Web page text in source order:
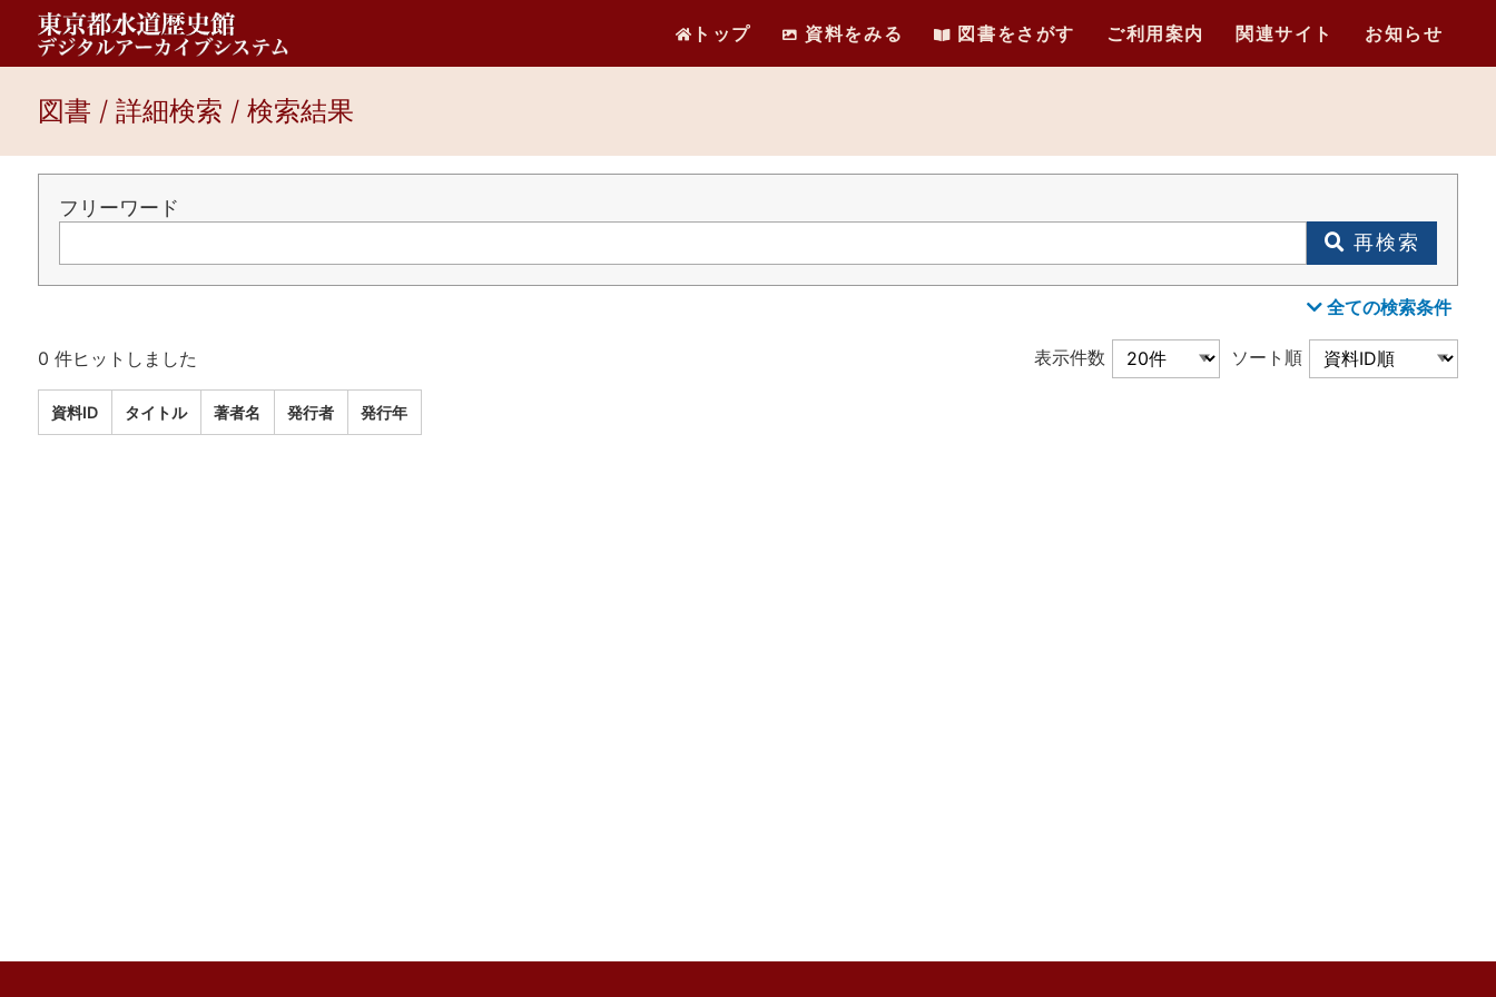
トップ 資料をみる 図書をさがす ご利用案内 関連サイト お知らせ
図書 / 詳細検索 / 検索結果
フリーワード
再検索
全ての検索条件
0 件ヒットしました 表示件数 ソート順
資料ID タイトル 著者名 発行者 発行年